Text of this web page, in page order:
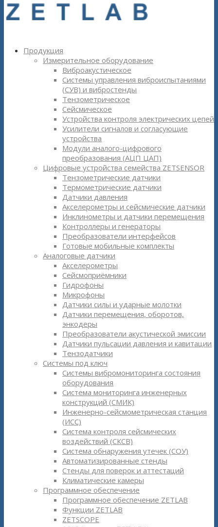
Продукция
Измерительное оборудование
Виброакустическое
Системы управления виброиспытаниями
(СУВ) и вибростенды
Тензометрическое
Сейсмическое
Устройства контроля электрических цепей
Усилители сигналов и согласующие
устройства
Модули аналого-цифрового
преобразования (АЦП ЦАП)
Цифровые устройства семейства ZETSENSOR
Тензометрические датчики
Термометрические датчики
Датчики давления
Акселерометры и сейсмические датчики
Инклинометры и датчики перемещения
Контроллеры и генераторы
Преобразователи интерфейсов
Готовые мобильные комплекты
Аналоговые датчики
Акселерометры
Сейсмоприёмники
Гидрофоны
Микрофоны
Датчики силы и ударные молотки
Датчики перемещения, оборотов,
энкодеры
Преобразователи акустической эмиссии
Датчики пульсации давления и кавитации
Тензодатчики
Системы под ключ
Системы вибромониторинга состояния
оборудования
Система мониторинга инженерных
конструкций (СМИК)
Инженерно-сейсмометрическая станция
(ИСС)
Система контроля сейсмических
воздействий (СКСВ)
Система обнаружения утечек (СОУ)
Автоматизированные стенды
Стенды для поверок и аттестаций
Климатические камеры
Программное обеспечение
Программное обеспечение ZETLAB
Функции ZETLAB
ZETSCOPE